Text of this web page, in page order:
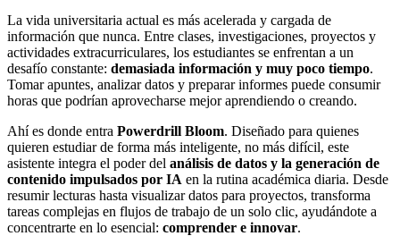
La vida universitaria actual es más acelerada y cargada de
información que nunca. Entre clases, investigaciones, proyectos y
actividades extracurriculares, los estudiantes se enfrentan a un
desafío constante: demasiada información y muy poco tiempo.
Tomar apuntes, analizar datos y preparar informes puede consumir
horas que podrían aprovecharse mejor aprendiendo o creando.
Ahí es donde entra Powerdrill Bloom. Diseñado para quienes
quieren estudiar de forma más inteligente, no más difícil, este
asistente integra el poder del análisis de datos y la generación de
contenido impulsados por IA en la rutina académica diaria. Desde
resumir lecturas hasta visualizar datos para proyectos, transforma
tareas complejas en flujos de trabajo de un solo clic, ayudándote a
concentrarte en lo esencial: comprender e innovar.